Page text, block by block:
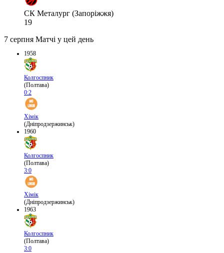
СК Металург (Запоріжжя)
19
7 серпня Матчі у цей день
1958
Колгоспник
(Полтава)
0:2
Хімік
(Дніпродзержинськ)
1960
Колгоспник
(Полтава)
3:0
Хімік
(Дніпродзержинськ)
1963
Колгоспник
(Полтава)
3:0